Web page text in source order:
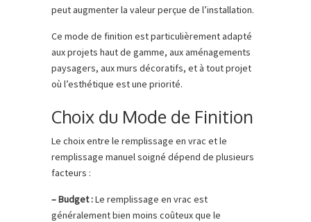
peut augmenter la valeur perçue de l’installation.
Ce mode de finition est particulièrement adapté
aux projets haut de gamme, aux aménagements
paysagers, aux murs décoratifs, et à tout projet
où l’esthétique est une priorité.
Choix du Mode de Finition
Le choix entre le remplissage en vrac et le
remplissage manuel soigné dépend de plusieurs
facteurs :
– Budget :Le remplissage en vrac est
généralement bien moins coûteux que le